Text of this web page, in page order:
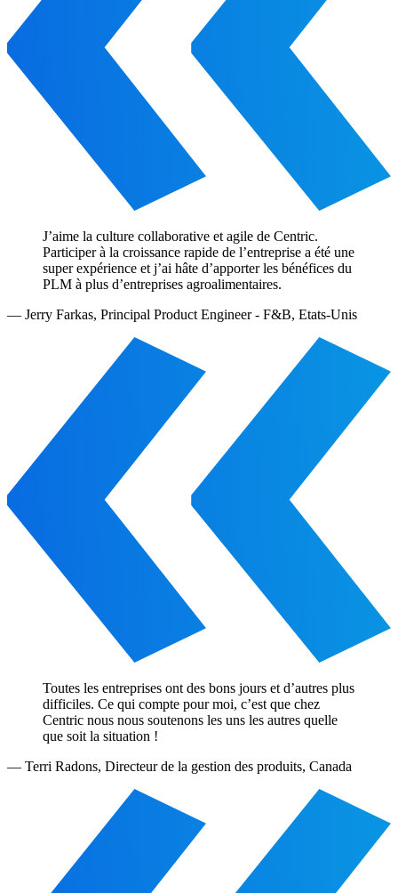
J’aime la culture collaborative et agile de Centric.
Participer à la croissance rapide de l’entreprise a été une
super expérience et j’ai hâte d’apporter les bénéfices du
PLM à plus d’entreprises agroalimentaires.
— Jerry Farkas, Principal Product Engineer - F&B, Etats-Unis
Toutes les entreprises ont des bons jours et d’autres plus
difficiles. Ce qui compte pour moi, c’est que chez
Centric nous nous soutenons les uns les autres quelle
que soit la situation !
— Terri Radons, Directeur de la gestion des produits, Canada